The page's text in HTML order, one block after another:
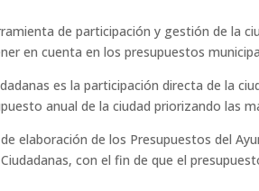
de participación y gestión de la
en cuenta en los presupuestos
es la participación directa de la
anual de la ciudad priorizando las
elaboración de los Presupuestos del
con el fin de que el